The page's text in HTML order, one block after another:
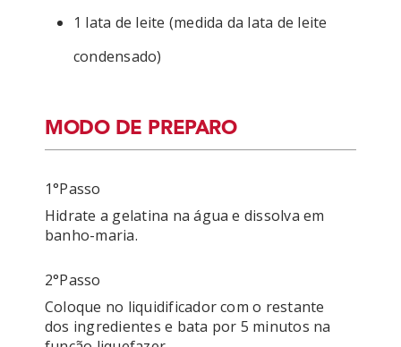
1 lata de leite (medida da lata de leite
condensado)
MODO DE PREPARO
1°passo
Hidrate a gelatina na água e dissolva em
2°passo
Coloque no liquidificador com o restante
dos ingredientes e bata por 5 minutos na